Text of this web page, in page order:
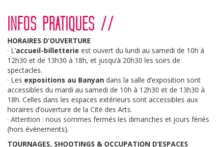
INFOS PRATIQUES //
HORAIRES D’OUVERTURE
· L’accueil-billetterie est ouvert du lundi au samedi de 10h à
12h30 et de 13h30 à 18h, et jusqu’à 20h30 les soirs de
spectacles.
· Les expositions au Banyan dans la salle d’exposition sont
accessibles du mardi au samedi de 10h à 12h30 et de 13h30 à
18h. Celles dans les espaces extérieurs sont accessibles aux
horaires d’ouverture de la Cité des Arts.
· Attention : nous sommes fermés les dimanches et jours fériés
(hors événements).
TOURNAGES, SHOOTINGS & OCCUPATION D’ESPACES